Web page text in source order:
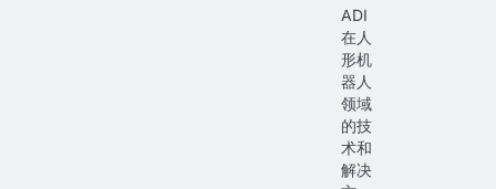
ADI
在人
形机
器人
领域
的技
术和
解决